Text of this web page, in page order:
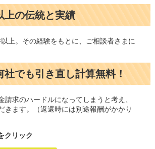
上の伝統と実績
上。その経験をもとに、ご相談者さまに
でも引き直し計算無料！
求のハードルになってしまうと考え、
きます。（返還時には別途報酬がかかり
クリック